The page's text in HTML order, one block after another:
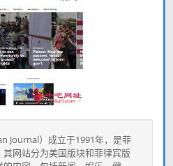
Journal）成立于1991年，是菲
网站分为美国版块和菲律宾版